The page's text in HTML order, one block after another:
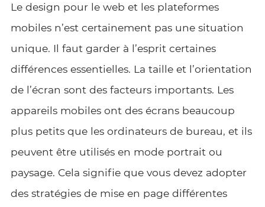
Le design pour le web et les plateformes
mobiles n’est certainement pas une situation
unique. Il faut garder à l’esprit certaines
différences essentielles. La taille et l’orientation
de l’écran sont des facteurs importants. Les
appareils mobiles ont des écrans beaucoup
plus petits que les ordinateurs de bureau, et ils
peuvent être utilisés en mode portrait ou
paysage. Cela signifie que vous devez adopter
des stratégies de mise en page différentes